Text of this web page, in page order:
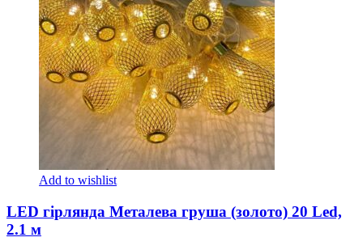
Add to wishlist
LED гірлянда Металева груша (золото) 20 Led,
2.1 м